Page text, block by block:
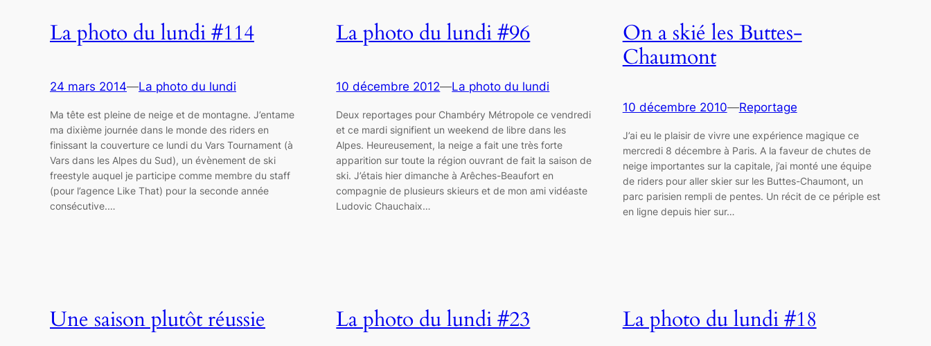
La photo du lundi #114
24 mars 2014—La photo du lundi
Ma tête est pleine de neige et de montagne. J’entame
ma dixième journée dans le monde des riders en
finissant la couverture ce lundi du Vars Tournament (à
Vars dans les Alpes du Sud), un évènement de ski
freestyle auquel je participe comme membre du staff
(pour l’agence Like That) pour la seconde année
consécutive.…
La photo du lundi #96
10 décembre 2012—La photo du lundi
Deux reportages pour Chambéry Métropole ce vendredi
et ce mardi signifient un weekend de libre dans les
Alpes. Heureusement, la neige a fait une très forte
apparition sur toute la région ouvrant de fait la saison de
ski. J’étais hier dimanche à Arêches-Beaufort en
compagnie de plusieurs skieurs et de mon ami vidéaste
Ludovic Chauchaix…
On a skié les Buttes-
Chaumont
10 décembre 2010—Reportage
J’ai eu le plaisir de vivre une expérience magique ce
mercredi 8 décembre à Paris. A la faveur de chutes de
neige importantes sur la capitale, j’ai monté une équipe
de riders pour aller skier sur les Buttes-Chaumont, un
parc parisien rempli de pentes. Un récit de ce périple est
en ligne depuis hier sur…
Une saison plutôt réussie La photo du lundi #23 La photo du lundi #18